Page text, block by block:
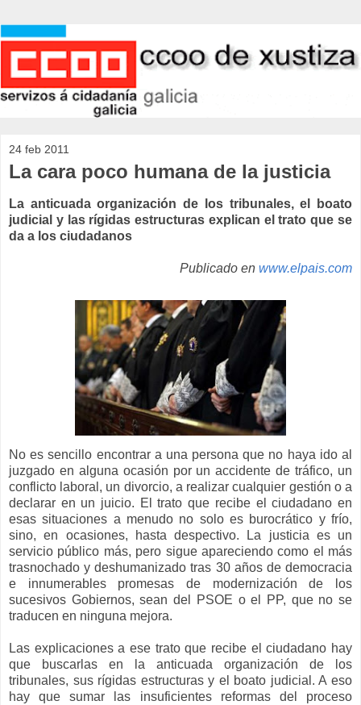
24 feb 2011
La cara poco humana de la justicia
La anticuada organización de los tribunales, el boato
judicial y las rígidas estructuras explican el trato que se
da a los ciudadanos
Publicado en www.elpais.com
No es sencillo encontrar a una persona que no haya ido al
juzgado en alguna ocasión por un accidente de tráfico, un
conflicto laboral, un divorcio, a realizar cualquier gestión o a
declarar en un juicio. El trato que recibe el ciudadano en
esas situaciones a menudo no solo es burocrático y frío,
sino, en ocasiones, hasta despectivo. La justicia es un
servicio público más, pero sigue apareciendo como el más
trasnochado y deshumanizado tras 30 años de democracia
e innumerables promesas de modernización de los
sucesivos Gobiernos, sean del PSOE o el PP, que no se
traducen en ninguna mejora.
Las explicaciones a ese trato que recibe el ciudadano hay
que buscarlas en la anticuada organización de los
tribunales, sus rígidas estructuras y el boato judicial. A eso
hay que sumar las insuficientes reformas del proceso